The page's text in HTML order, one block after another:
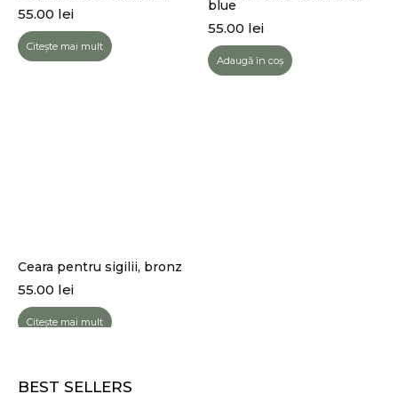
55.00 lei
Citește mai mult
blue
55.00 lei
Adaugă în coș
Ceara pentru sigilii, bronz
55.00 lei
Citește mai mult
BEST SELLERS